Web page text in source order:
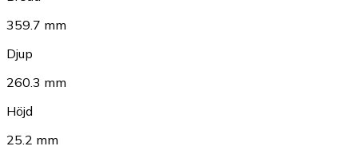
359.7 mm
Djup
260.3 mm
Höjd
25.2 mm